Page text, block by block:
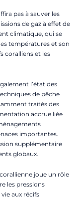
pas à sauver les
de gaz à effet de
climatique, qui se
températures et son
coralliens et les
l’état des
de pêche
traités des
accrue liée
importantes.
supplémentaire
globaux.
joue un rôle
les pressions
aux récifs